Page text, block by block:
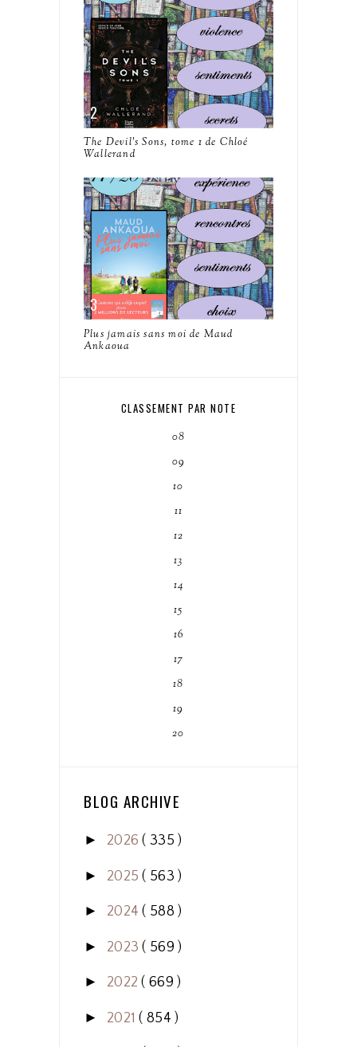
The Devil's Sons, tome 1 de Chloé
Wallerand
Plus jamais sans moi de Maud
Ankaoua
CLASSEMENT PAR NOTE
08
09
10
11
12
13
14
15
16
17
18
19
20
BLOG ARCHIVE
► 2026( 335 )
► 2025( 563 )
► 2024( 588 )
► 2023( 569 )
► 2022( 669 )
► 2021( 854 )